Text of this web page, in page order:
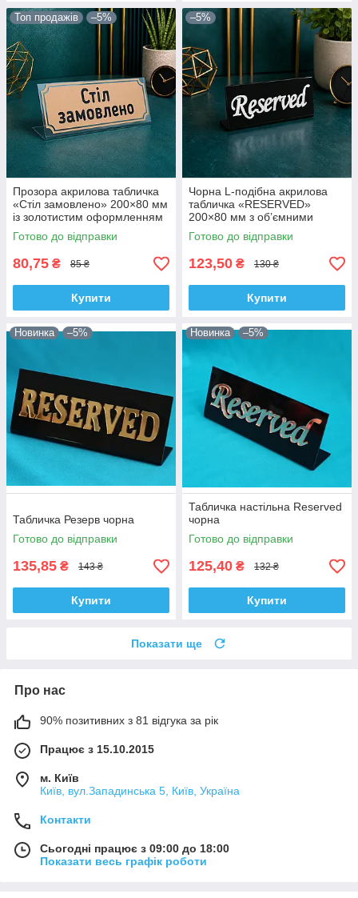
Топ продажів –5%
Прозора акрилова табличка
«Стіл замовлено» 200×80 мм
із золотистим оформленням
Готово до відправки
80,75 ₴ 85 ₴
Купити
–5%
Чорна L-подібна акрилова
табличка «RESERVED»
200×80 мм з об’ємними
білими літерами
Готово до відправки
123,50 ₴ 130 ₴
Купити
Новинка –5%
Табличка Резерв чорна
Готово до відправки
135,85 ₴ 143 ₴
Купити
Новинка –5%
Табличка настільна Reserved
чорна
Готово до відправки
125,40 ₴ 132 ₴
Купити
Показати ще
Про нас
90% позитивних з 81 відгука за рік
Працює з 15.10.2015
м. Київ
Київ, вул.Западинська 5, Київ, Україна
Контакти
Сьогодні працює з 09:00 до 18:00
Показати весь графік роботи